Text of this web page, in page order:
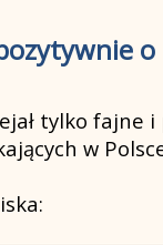
o
tylko fajne
w